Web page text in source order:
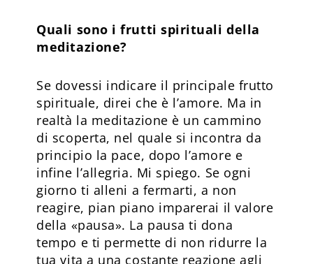
Quali sono i frutti spirituali della
meditazione?
Se dovessi indicare il principale frutto
spirituale, direi che è l’amore. Ma in
realtà la meditazione è un cammino
di scoperta, nel quale si incontra da
principio la pace, dopo l’amore e
infine l’allegria. Mi spiego. Se ogni
giorno ti alleni a fermarti, a non
reagire, pian piano imparerai il valore
della «pausa». La pausa ti dona
tempo e ti permette di non ridurre la
tua vita a una costante reazione agli